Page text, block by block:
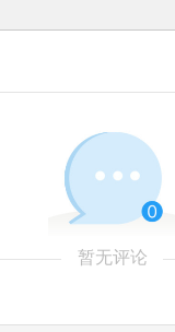
暂无评论